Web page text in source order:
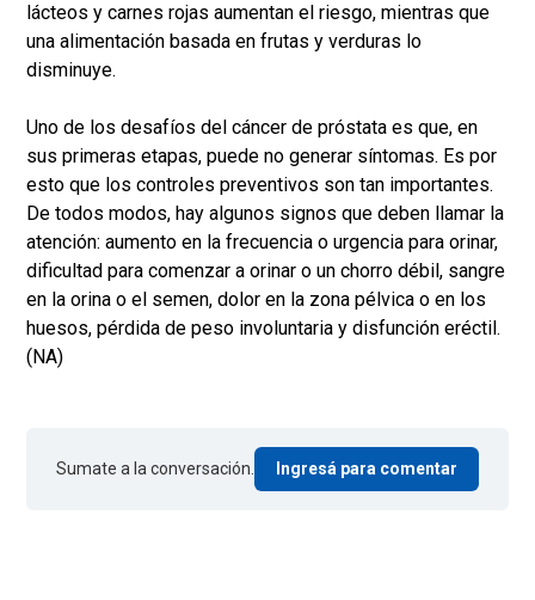
lácteos y carnes rojas aumentan el riesgo, mientras que
una alimentación basada en frutas y verduras lo
disminuye.
Uno de los desafíos del cáncer de próstata es que, en
sus primeras etapas, puede no generar síntomas. Es por
esto que los controles preventivos son tan importantes.
De todos modos, hay algunos signos que deben llamar la
atención: aumento en la frecuencia o urgencia para orinar,
dificultad para comenzar a orinar o un chorro débil, sangre
en la orina o el semen, dolor en la zona pélvica o en los
huesos, pérdida de peso involuntaria y disfunción eréctil.
(NA)
Sumate a la conversación. Ingresá para comentar